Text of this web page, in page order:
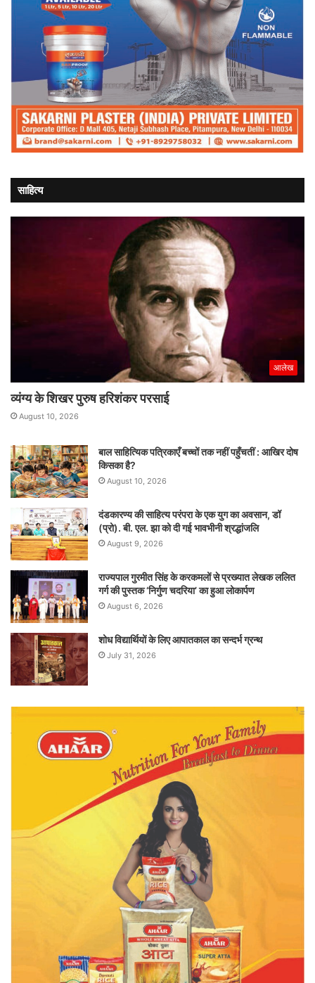
साहित्य
आलेख
व्यंग्य के शिखर पुरुष हरिशंकर परसाई
August 10, 2026
बाल साहित्यिक पत्रिकाएँ बच्चों तक नहीं पहुँचतीं : आखिर दोष
किसका है?
August 10, 2026
दंडकारण्य की साहित्य परंपरा के एक युग का अवसान, डॉ
(प्रो). बी. एल. झा को दी गई भावभीनी श्रद्धांजलि
August 9, 2026
राज्यपाल गुरमीत सिंह के करकमलों से प्रख्यात लेखक ललित
गर्ग की पुस्तक ‘निर्गुण चदरिया’ का हुआ लोकार्पण
August 6, 2026
शोध विद्यार्थियों के लिए आपातकाल का सन्दर्भ ग्रन्थ
July 31, 2026